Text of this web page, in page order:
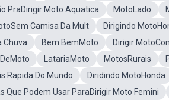
PraDirigir Moto Aquatica
MotoLado
Camisa Da Mult
Dirigindo
Chuva
Bem BemMoto Dirigir
LatariaMoto MotosRurais
Rapida Do Mundo
Diridindo MotoHonda
Que Podem Usar ParaDirigir Moto Femini